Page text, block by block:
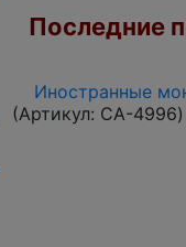
Последние
Иностранные
(Артикул: CA-4996)